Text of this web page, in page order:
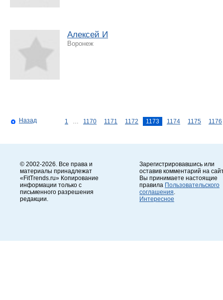
Алексей И
Воронеж
Назад 1 1170 1171 1172 1173 1174 1175 1176
© 2002-2026. Все права и
материалы принадлежат
«FitTrends.ru» Копирование
информации только с
письменного разрешения
редакции.
Зарегистрировавшись или
оставив комментарий на
Вы принимаете настоящие
правила Пользовательского
соглашения
Интересное